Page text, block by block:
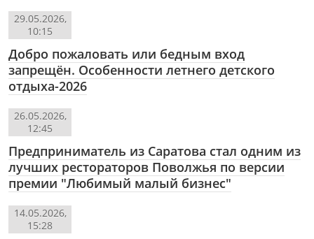
29.05.2026,
10:15
Добро пожаловать или бедным вход
запрещён. Особенности летнего детского
отдыха-2026
26.05.2026,
12:45
Предприниматель из Саратова стал одним из
лучших рестораторов Поволжья по версии
премии "Любимый малый бизнес"
14.05.2026,
15:28